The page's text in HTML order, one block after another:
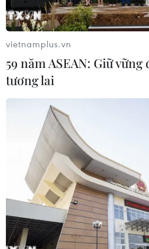
vietnamplus.vn
59 năm ASEAN: Giữ
tương lai